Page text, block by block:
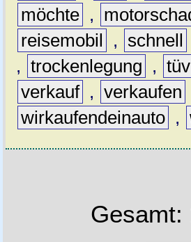
möchte ,
reisemobil
, schnell
, trockenlegung , tüv
verkauf , verkaufen
wirkaufendeinauto ,
Gesamt: